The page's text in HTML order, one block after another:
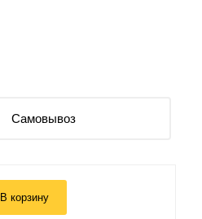
Самовывоз
В корзину